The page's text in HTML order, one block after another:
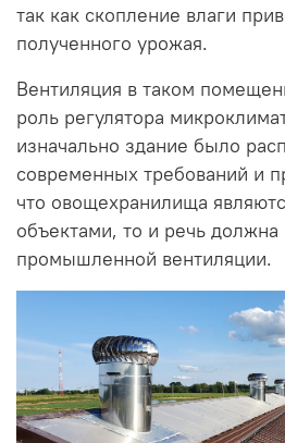
так как скопление влаги
полученного урожая.
Вентиляция в таком
роль регулятора
изначально здание было
современных требований и
что овощехранилища
объектами, то и речь должна
промышленной вентиляции.